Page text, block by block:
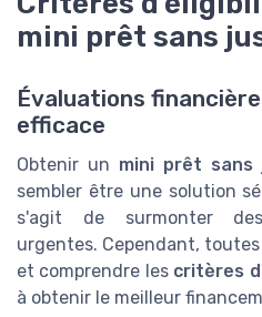
mini prêt sans
Évaluations
efficace
Obtenir un mini prêt
sembler être une solution
s'agit de surmonter
urgentes. Cependant,
et comprendre les critères
à obtenir le meilleur